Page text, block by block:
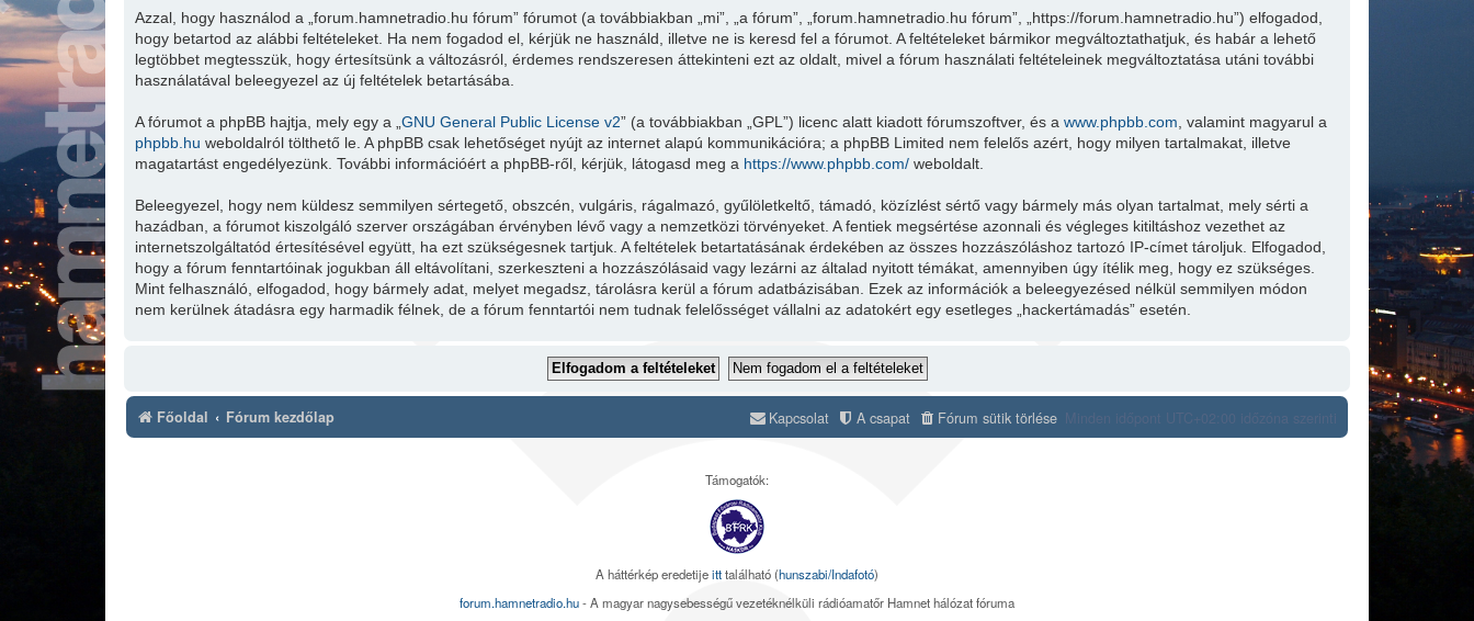
Azzal, hogy használod a „forum.hamnetradio.hu fórum” fórumot (a továbbiakban „mi”, „a fórum”, „forum.hamnetradio.hu fórum”, „https://forum.hamnetradio.hu”) elfogadod,
hogy betartod az alábbi feltételeket. Ha nem fogadod el, kérjük ne használd, illetve ne is keresd fel a fórumot. A feltételeket bármikor megváltoztathatjuk, és habár a lehető
legtöbbet megtesszük, hogy értesítsünk a változásról, érdemes rendszeresen áttekinteni ezt az oldalt, mivel a fórum használati feltételeinek megváltoztatása utáni további
használatával beleegyezel az új feltételek betartásába.
A fórumot a phpBB hajtja, mely egy a „GNU General Public License v2” (a továbbiakban „GPL”) licenc alatt kiadott fórumszoftver, és awww.phpbb.com , valamint magyarul a
phpbb.hu weboldalról tölthető le. A phpBB csak lehetőséget nyújt az internet alapú kommunikációra; a phpBB Limited nem felelős azért, hogy milyen tartalmakat, illetve
magatartást engedélyezünk. További információért a phpBB-ről, kérjük, látogasd meg a https://www.phpbb.com/ weboldalt.
Beleegyezel, hogy nem küldesz semmilyen sértegető, obszcén, vulgáris, rágalmazó, gyűlöletkeltő, támadó, közízlést sértő vagy bármely más olyan tartalmat, mely sérti a
hazádban, a fórumot kiszolgáló szerver országában érvényben lévő vagy a nemzetközi törvényeket. A fentiek megsértése azonnali és végleges kitiltáshoz vezethet az
internetszolgáltatód értesítésével együtt, ha ezt szükségesnek tartjuk. A feltételek betartatásának érdekében az összes hozzászóláshoz tartozó IP-címet tároljuk. Elfogadod,
hogy a fórum fenntartóinak jogukban áll eltávolítani, szerkeszteni a hozzászólásaid vagy lezárni az általad nyitott témákat, amennyiben úgy ítélik meg, hogy ez szükséges.
Mint felhasználó, elfogadod, hogy bármely adat, melyet megadsz, tárolásra kerül a fórum adatbázisában. Ezek az információk a beleegyezésed nélkül semmilyen módon
nem kerülnek átadásra egy harmadik félnek, de a fórum fenntartói nem tudnak felelősséget vállalni az adatokért egy esetleges „hackertámadás” esetén.
Főoldal Fórum kezdőlap Minden időpont UTC+02:00 időzóna szerinti
Fórum sütik törlése
A csapat
Kapcsolat
Támogatók:
A háttérkép eredetijeitttalálható (hunszabi/Indafotó)
forum.hamnetradio.hu- A magyar nagysebességű vezetéknélküli rádióamatőr Hamnet hálózat fóruma